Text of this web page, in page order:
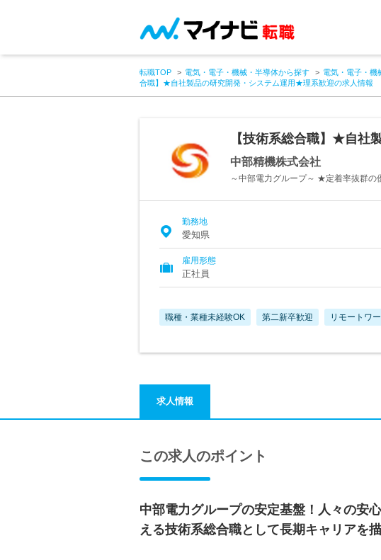
転職TOP 電気・電子・機械・半導体から探す 電気・電子・機
合職】★自社製品の研究開発・システム運用★理系歓迎の求人情報
【技術系総合職】★自社
中部精機株式会社
～中部電力グループ～ ★定着率抜群
勤務地
愛知県
雇用形態
正社員
職種・業種未経験OK 第二新卒歓迎 リモートワ
求人情報
この求人のポイント
中部電力グループの安定基盤！人々の安
える技術系総合職として長期キャリアを描